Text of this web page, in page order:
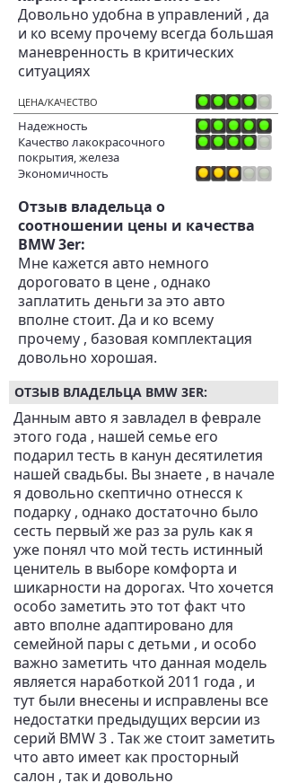
Довольно удобна в управлений , да
и ко всему прочему всегда большая
маневренность в критических
ситуациях
ЦЕНА/КАЧЕСТВО
Надежность
Качество лакокрасочного
покрытия, железа
Экономичность
Отзыв владельца о
соотношении цены и качества
BMW 3er:
Мне кажется авто немного
дороговато в цене , однако
заплатить деньги за это авто
вполне стоит. Да и ко всему
прочему , базовая комплектация
довольно хорошая.
ОТЗЫВ ВЛАДЕЛЬЦА BMW 3ER:
Данным авто я завладел в феврале
этого года , нашей семье его
подарил тесть в канун десятилетия
нашей свадьбы. Вы знаете , в начале
я довольно скептично отнесся к
подарку , однако достаточно было
сесть первый же раз за руль как я
уже понял что мой тесть истинный
ценитель в выборе комфорта и
шикарности на дорогах. Что хочется
особо заметить это тот факт что
авто вполне адаптировано для
семейной пары с детьми , и особо
важно заметить что данная модель
является наработкой 2011 года , и
тут были внесены и исправлены все
недостатки предыдущих версии из
серий BMW 3 . Так же стоит заметить
что авто имеет как просторный
салон , так и довольно